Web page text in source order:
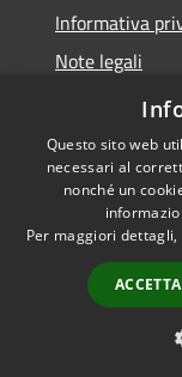
Informativa
Note legali
Dichiarazione
Accessibilità
Questo sito web
necessari al
nonché un
Per maggiori